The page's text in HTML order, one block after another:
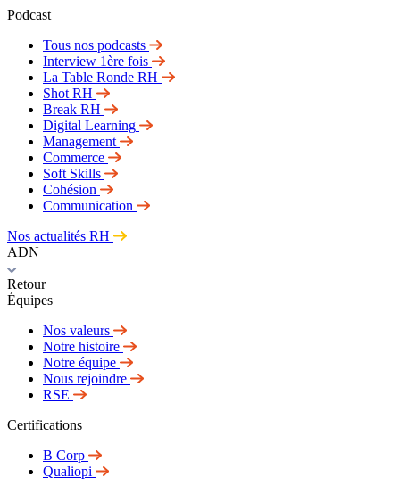
Podcast
Tous nos podcasts
Interview 1ère fois
La Table Ronde RH
Shot RH
Break RH
Digital Learning
Management
Commerce
Soft Skills
Cohésion
Communication
Nos actualités RH
ADN
Retour
Équipes
Nos valeurs
Notre histoire
Notre équipe
Nous rejoindre
RSE
Certifications
B Corp
Qualiopi